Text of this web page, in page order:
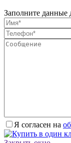
Заполните данные
Я согласен на